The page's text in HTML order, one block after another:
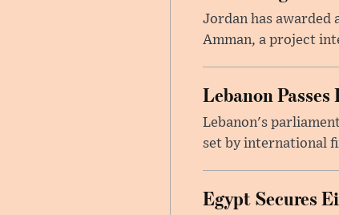
Jordan has awarded
Amman, a project
Lebanon
Lebanon's
set by international
Egypt Secures